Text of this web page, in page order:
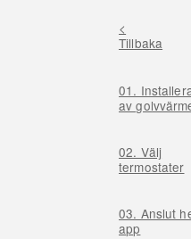
<
Tillbaka
01.
av
02. Välj
termostater
03. Anslut
app